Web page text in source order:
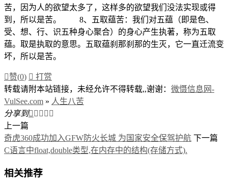
苦，因为人的欲望太多了，这样多的欲望我们没法实现或得
到，所以是苦。 8、五取蕴苦：我们对五蕴（即是色、
受、想、行、识五种身心聚合）的身心产生执著，称为五取
蕴。取是执取的意思。五取蕴刹那刹那的生灭，它一直迁流变
坏，所以是苦。
赞(0)  打赏
转载请附本站链接，未经允许不得转载,,谢谢： 微慑信息网-
VulSee.com » 人生八苦
分享到    
上一篇
奇虎360成功加入GFW防火长城 为国家安全保驾护航 下一篇
C语言中float,double类型,在内存中的结构(存储方式).
相关推荐